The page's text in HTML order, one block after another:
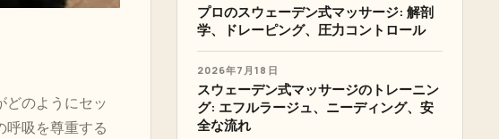
のようにセッ
呼吸を尊重する
プロのスウェーデン式マッサージ: 解剖
学、ドレーピング、圧力コントロール
2026年7月18日
スウェーデン式マッサージのトレーニン
グ: エフルラージュ、ニーディング、安
全な流れ